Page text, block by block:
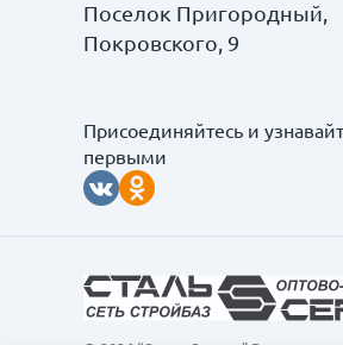
Поселок Пригородный,
Покровского, 9
Присоединяйтесь и
первыми